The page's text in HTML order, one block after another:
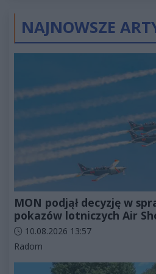
NAJNOWSZE
MON podjął decyzję w
pokazów lotniczych Air
Data dodania artykułu:
10.08.2026 13:57
Kategorie artykułu:
Radom